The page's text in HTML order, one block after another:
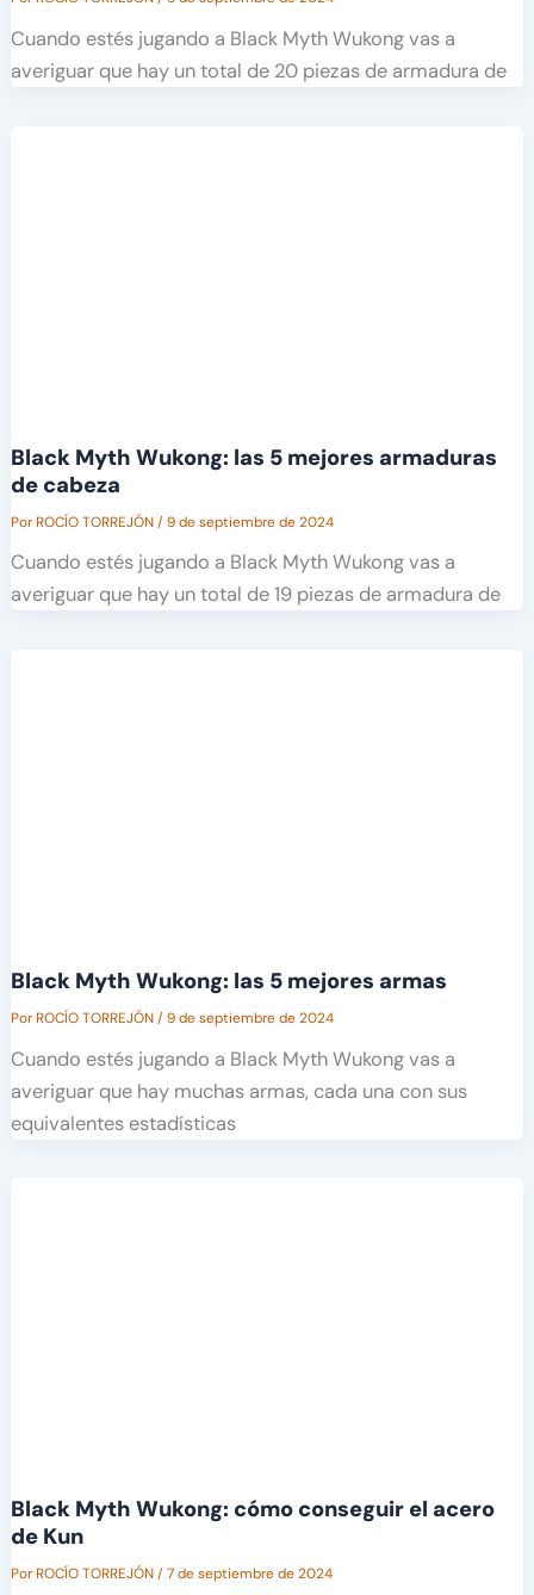
Cuando estés jugando a Black Myth Wukong vas a
averiguar que hay un total de 20 piezas de armadura de
Black Myth Wukong: las 5 mejores armaduras
de cabeza
PorROCÍO TORREJÓN/9 de septiembre de 2024
Cuando estés jugando a Black Myth Wukong vas a
averiguar que hay un total de 19 piezas de armadura de
Black Myth Wukong: las 5 mejores armas
PorROCÍO TORREJÓN/9 de septiembre de 2024
Cuando estés jugando a Black Myth Wukong vas a
averiguar que hay muchas armas, cada una con sus
equivalentes estadísticas
Black Myth Wukong: cómo conseguir el acero
de Kun
PorROCÍO TORREJÓN/7 de septiembre de 2024